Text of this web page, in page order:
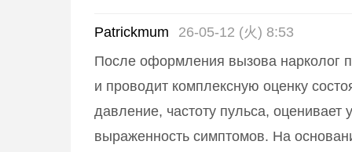
Patrickmum
26-05-12 (火) 8:53
После оформления вызова нарколог
и проводит комплексную оценку
давление, частоту пульса, оценивает
выраженность симптомов. На